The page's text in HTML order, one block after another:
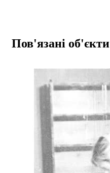
Пов'язані об'єкти